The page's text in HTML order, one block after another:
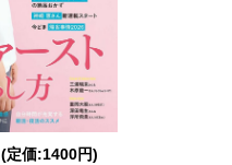
(定価:1400円)